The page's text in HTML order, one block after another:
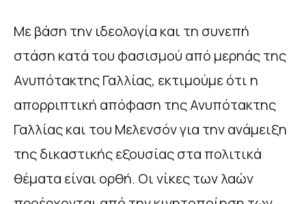
Με βάση την ιδεολογία και τη συνεπή
στάση κατά του φασισμού από μερηάς της
Ανυπότακτης Γαλλίας, εκτιμούμε ότι η
απορριπτική απόφαση της Ανυπότακτης
Γαλλίας και του Μελενσόν για την ανάμειξη
της δικαστικής εξουσίας στα πολιτικά
θέματα είναι ορθή. Οι νίκες των λαών